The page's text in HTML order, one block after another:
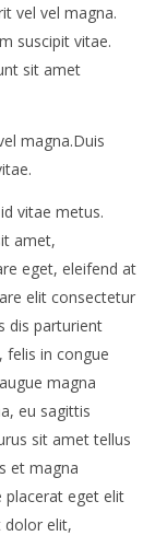
vel vel magna.
suscipit vitae.
sit amet
magna.Duis
vitae metus.
amet,
eget, eleifend at
elit consectetur
dis parturient
felis in congue
magna
eu sagittis
sit amet tellus
et magna
placerat eget elit
dolor elit,